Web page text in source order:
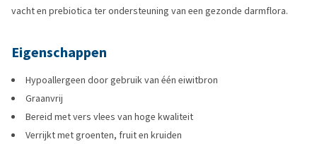
vacht en prebiotica ter ondersteuning van een gezonde darmflora.
Eigenschappen
Hypoallergeen door gebruik van één eiwitbron
Graanvrij
Bereid met vers vlees van hoge kwaliteit
Verrijkt met groenten, fruit en kruiden